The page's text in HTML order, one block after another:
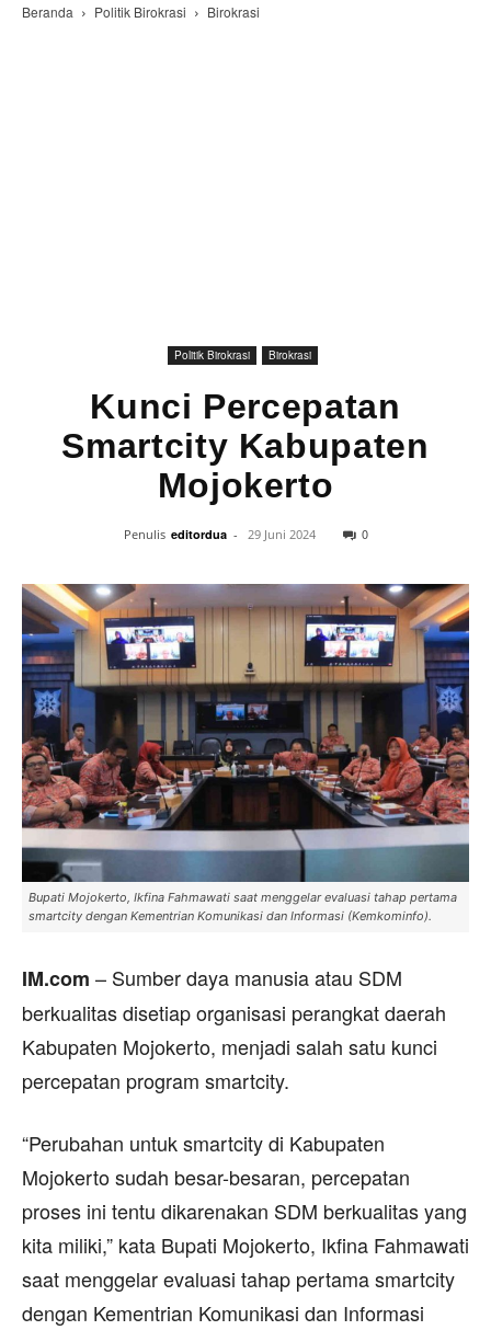
Beranda Politik Birokrasi Birokrasi
Politik Birokrasi Birokrasi
Kunci Percepatan
Smartcity Kabupaten
Mojokerto
Penulis editordua - 29 Juni 2024 0
Bupati Mojokerto, Ikfina Fahmawati saat menggelar evaluasi tahap pertama
smartcity dengan Kementrian Komunikasi dan Informasi (Kemkominfo).
IM.com – Sumber daya manusia atau SDM
berkualitas disetiap organisasi perangkat daerah
Kabupaten Mojokerto, menjadi salah satu kunci
percepatan program smartcity.
“Perubahan untuk smartcity di Kabupaten
Mojokerto sudah besar-besaran, percepatan
proses ini tentu dikarenakan SDM berkualitas yang
kita miliki,” kata Bupati Mojokerto, Ikfina Fahmawati
saat menggelar evaluasi tahap pertama smartcity
dengan Kementrian Komunikasi dan Informasi